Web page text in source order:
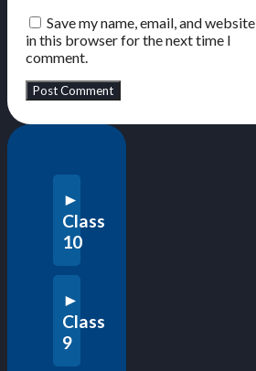
Save my name, email, and website
in this browser for the next time I
comment.
Class
10
Class
9